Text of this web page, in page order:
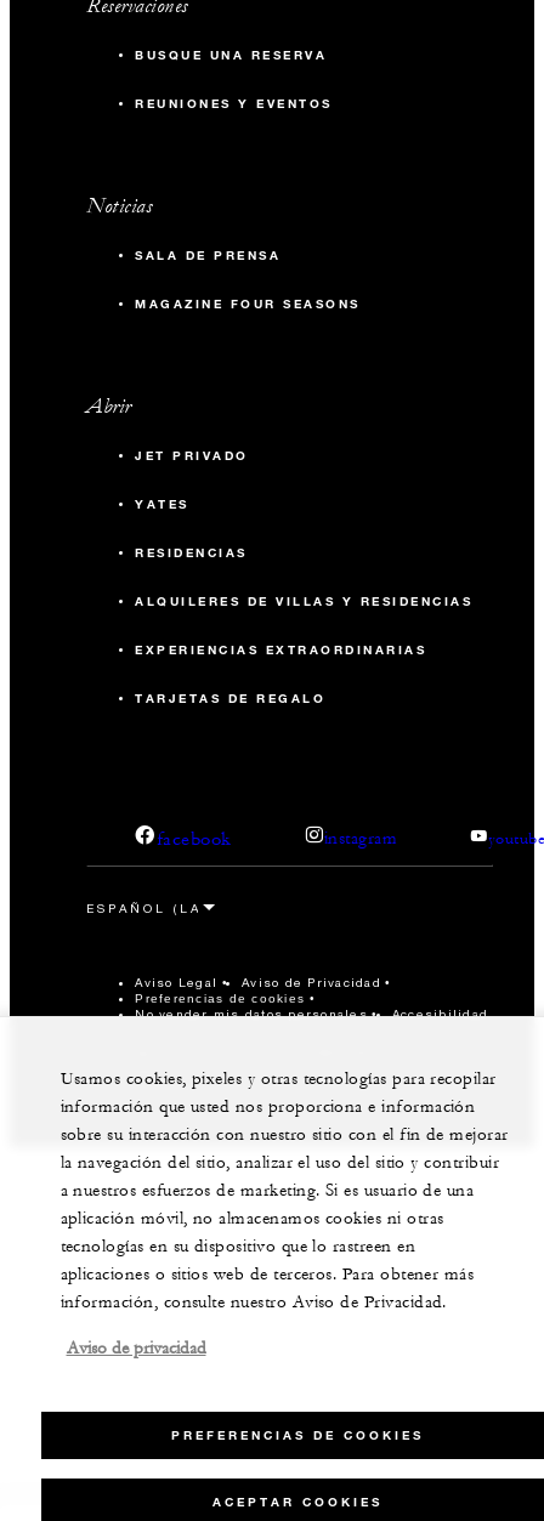
BUSQUE UNA RESERVA
REUNIONES Y EVENTOS
Noticias
SALA DE PRENSA
MAGAZINE FOUR SEASONS
Abrir
JET PRIVADO
YATES
RESIDENCIAS
ALQUILERES DE VILLAS Y RESIDENCIAS
EXPERIENCIAS EXTRAORDINARIAS
TARJETAS DE REGALO
facebook instagram
Aviso Legal Aviso de Privacidad
Preferencias de cookies
No vender mis datos personales Accesibilidad
reservados.
Usamos cookies, pixeles y otras tecnologías para recopilar
información que usted nos proporciona e información
sobre su interacción con nuestro sitio con el fin de mejorar
la navegación del sitio, analizar el uso del sitio y contribuir
a nuestros esfuerzos de marketing. Si es usuario de una
aplicación móvil, no almacenamos cookies ni otras
tecnologías en su dispositivo que lo rastreen en
aplicaciones o sitios web de terceros. Para obtener más
información, consulte nuestro Aviso de Privacidad.
Aviso de privacidad
PREFERENCIAS DE COOKIES
ACEPTAR COOKIES